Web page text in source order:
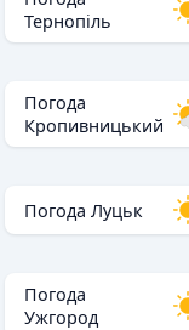
Тернопіль
Погода
Кропивницький
Погода Луцьк
Погода
Ужгород